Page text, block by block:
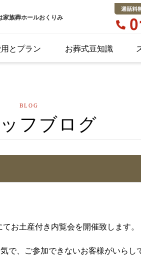
家族葬ホールおくりみ
とプラン お葬式豆知識
BLOG
フブログ
お土産付き内覧会を開催致します。
で、ご参加できないお客様がいらし